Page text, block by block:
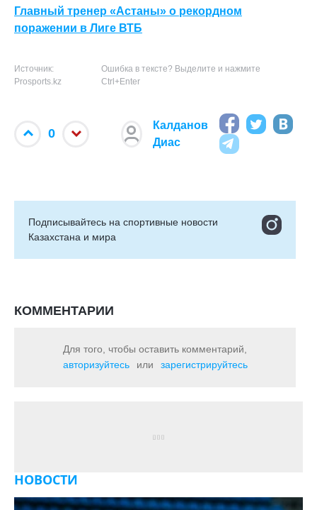
Главный тренер «Астаны» о рекордном
поражении в Лиге ВТБ
Источник:
Prosports.kz
Ошибка в тексте? Выделите и нажмите
Ctrl+Enter
0
Калданов
Диас
Подписывайтесь на cпортивные новости
Казахстана и мира
КОММЕНТАРИИ
Для того, чтобы оставить комментарий,
авторизуйтесь
или зарегистрируйтесь
НОВОСТИ